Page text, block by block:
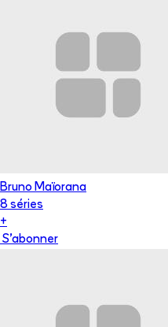
Bruno Maïorana
8 séries
+
S'abonner